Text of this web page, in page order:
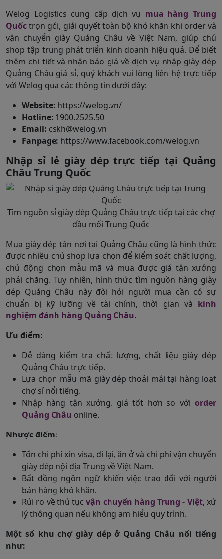
Welog Logistics cung cấp dịch vụ mua hàng Trung
Quốctrọn gói, giải quyết toàn bộ khó khăn khi order và
vận chuyển giày Quảng Châu về Việt Nam, giúp chủ
shop tập trung phát triển kinh doanh hiệu quả. Để biết
thêm chi tiết và nhận báo giá về dịch vụ nhập giày dép
Quảng Châu giá sỉ, quý khách vui lòng liên hệ trực tiếp
với Welog qua các thông tin dưới đây:
Website: https://welog.vn/
Hotline: 1900.2525.50
Email: cskh@welog.vn
Fanpage: https://www.facebook.com/welog.vn
Nhập sỉ lẻ giày dép trực tiếp tại Quảng
Châu Trung Quốc
Tìm nguồn sỉ giày dép Quảng Châu trực tiếp tại các chợ
đầu mối Trung Quốc
Mua giày dép tận nơi tại Quảng Châu cũng là hình thức
được nhiều chủ shop lựa chọn để kiểm soát chất lượng,
chủ động chọn mẫu mã và mua được giá tận xưởng
phải chăng. Tuy nhiên, hình thức tìm nguồn hàng giày
dép Quảng Châu này đòi hỏi người mua cần có sự
chuẩn bị kỹ lưỡng về tài chính, thời gian và kinh
nghiệm đánh hàng Quảng Châu.
Ưu điểm:
Dễ dàng kiểm tra chất lượng, chất liệu giày dép
Quảng Châu trực tiếp.
Lựa chọn mẫu mã giày dép thoải mái tại hàng loạt
chợ sỉ nổi tiếng.
Nhập hàng tận xưởng, giá tốt hơn so với order
Quảng Châu online.
Nhược điểm:
Tốn chi phí xin visa, đi lại, ăn ở và chi phí vận chuyển
giày dép nội địa Trung về Việt Nam.
Bất đồng ngôn ngữ khiến việc trao đổi với người
bán hàng khó khăn.
Rủi ro về thủ tụcvận chuyển hàng Trung - Việt, xử
lý thông quan nếu không am hiểu quy trình.
Một số khu chợ giày dép ở Quảng Châu nổi tiếng
như: